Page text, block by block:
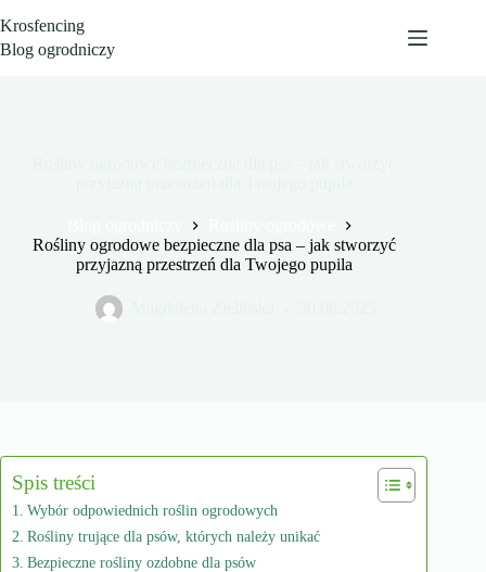
do
treści
Krosfencing
Blog ogrodniczy
Rośliny ogrodowe bezpieczne dla psa – jak stworzyć
przyjazną przestrzeń dla Twojego pupila
Spis treści
Wybór odpowiednich roślin ogrodowych
Rośliny trujące dla psów, których należy unikać
Bezpieczne rośliny ozdobne dla psów